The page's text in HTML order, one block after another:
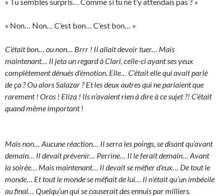
« Non… Non… C’est bon… C’est bon… »
C’était bon… ou non… Brrr ! Il allait devoir tuer… Mais
maintenant… Il jeta un regard à Clari, celle-ci ayant ses yeux
complètement dénués d’émotion. Elle… C’était elle qui avait parlé
de ça ? Ou alors Salazar ? Et les deux autres qui ne parlaient que
rarement ! Oros ! Eliza ! Ils n’avaient rien à dire à ce sujet ?! C’était
quand même important !
Mais non… Aucune réaction… Il serra les poings, se disant qu’avant
demain… Il devait prévenir… Perrine… Il le ferait demain… Avant
la soirée… Mais maintenant… Il devait se méfier d’eux… De tout le
monde… Et tout le monde se méfiait de lui… Il n’était qu’un imbécile
au final… Quelqu’un qui se causerait des ennuis par milliers.